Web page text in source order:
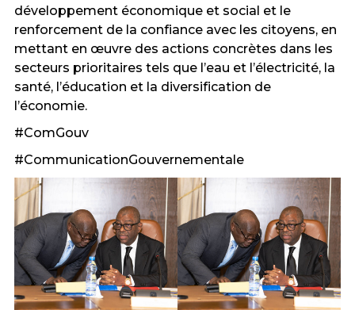
développement économique et social et le
renforcement de la confiance avec les citoyens, en
mettant en œuvre des actions concrètes dans les
secteurs prioritaires tels que l’eau et l’électricité, la
santé, l’éducation et la diversification de
l’économie.
#ComGouv
#CommunicationGouvernementale